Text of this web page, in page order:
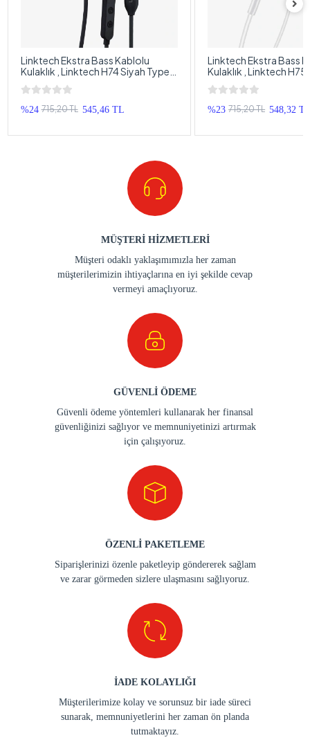
Linktech Ekstra Bass Kablolu
Kulaklık , Linktech H74 Siyah Type-
C Mikrofonlu Metal Kablolu Kulak
İçi Kulaklık , Premium Type-C
Kablolu Kulaklık
%24 715,20 TL 545,46 TL
Linktech Ekstra Bass
Kulaklık , Linktech
C Mikrofonlu Metal
, Premium Type-C
%23 715,20 TL 548,32
MÜŞTERİ HİZMETLERİ
Müşteri odaklı yaklaşımımızla her zaman
müşterilerimizin ihtiyaçlarına en iyi şekilde cevap
vermeyi amaçlıyoruz.
GÜVENLİ ÖDEME
Güvenli ödeme yöntemleri kullanarak her finansal
güvenliğinizi sağlıyor ve memnuniyetinizi artırmak
için çalışıyoruz.
ÖZENLİ PAKETLEME
Siparişlerinizi özenle paketleyip göndererek sağlam
ve zarar görmeden sizlere ulaşmasını sağlıyoruz.
İADE KOLAYLIĞI
Müşterilerimize kolay ve sorunsuz bir iade süreci
sunarak, memnuniyetlerini her zaman ön planda
tutmaktayız.